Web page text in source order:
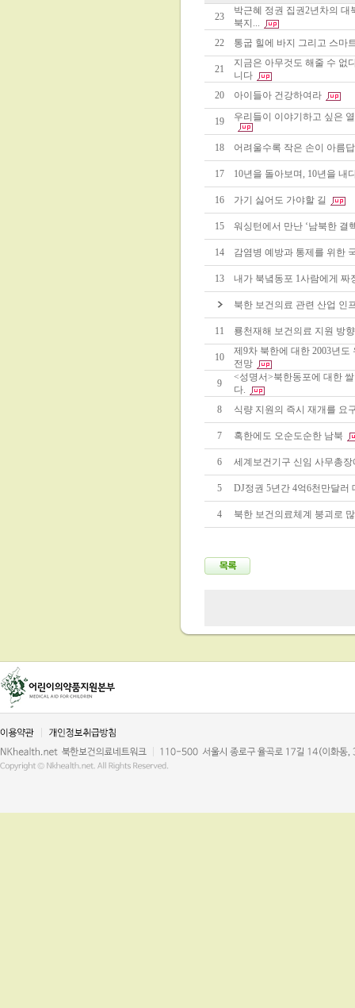
23
박근혜 정권 집권2년차의
북지...
22
통굽 힐에 바지 그리고 스마
21
지금은 아무것도 해줄 수 없
니다
20
아이들아 건강하여라
19 우리들이 이야기하고 싶은
18 어려울수록 작은 손이 아름
17 10년을 돌아보며, 10년을 내
16 가기 싫어도 가야할 길
15 워싱턴에서 만난 ‘남북한 결
14 감염병 예방과 통제를 위한
13 내가 북녘동포 1사람에게 짜
북한 보건의료 관련 산업 인
11 룡천재해 보건의료 지원 방향
10
제9차 북한에 대한 2003년
전망
9
<성명서>북한동포에 대한
다.
8
식량 지원의 즉시 재개를 요
7 혹한에도 오순도순한 남북
6 세계보건기구 신임 사무총
5 DJ정권 5년간 4억6천만달러
4 북한 보건의료체계 붕괴로